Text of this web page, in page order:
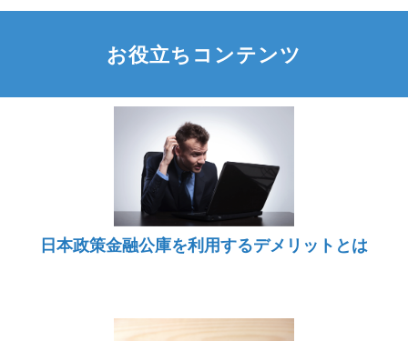
お役立ちコンテンツ
日本政策金融公庫を利用するデメリットとは